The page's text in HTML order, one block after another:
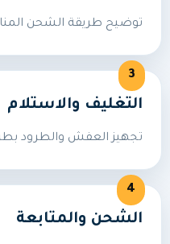
توضيح طريقة الشحن
التغليف والاستلام
تجهيز العفش والطرود
الشحن والمتابعة